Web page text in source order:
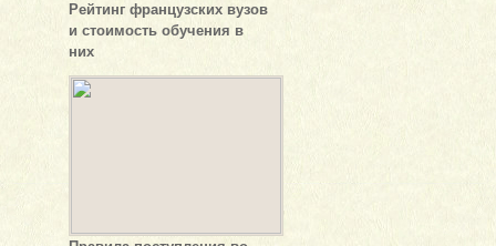
Рейтинг французских вузов
и стоимость обучения в
них